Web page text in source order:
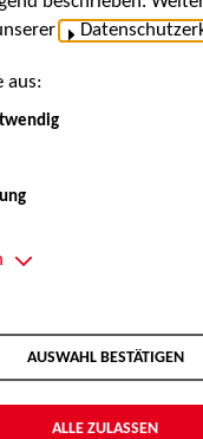
Musik:
/ Sängerin
aus:
AUSWAHL BESTÄTIGEN
ALLE ZULASSEN